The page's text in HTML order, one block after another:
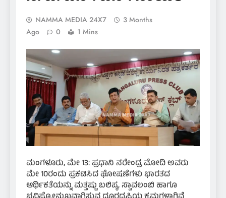
NAMMA MEDIA 24X7
3 Months
Ago
0 1 Mins
ಮಂಗಳೂರು, ಮೇ 13: ಪ್ರಧಾನಿ ನರೇಂದ್ರ ಮೋದಿ ಅವರು
ಮೇ 10ರಂದು ಪ್ರಕಟಿಸಿದ ಘೋಷಣೆಗಳು ಭಾರತದ
ಆರ್ಥಿಕತೆಯನ್ನು ಮತ್ತಷ್ಟು ಬಲಿಷ್ಠ, ಸ್ವಾವಲಂಬಿ ಹಾಗೂ